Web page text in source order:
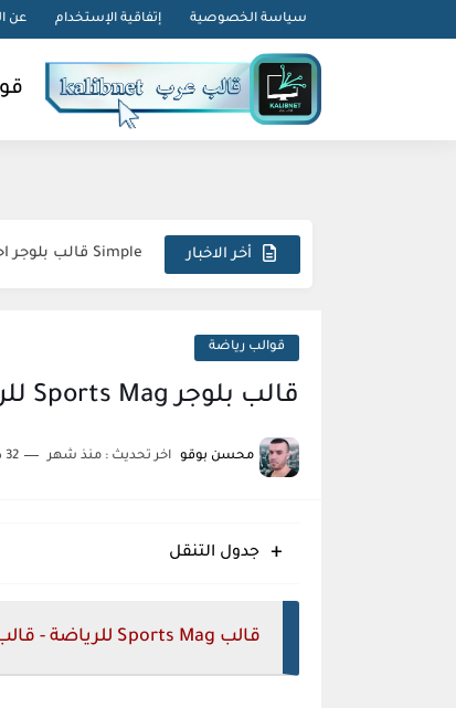
سياسة الخصوصية إتفاقية الإستخدام عن
أخر الاخبار Simple قالب بلوجر احترافي متجاوب استثنائي مبتكر
Magazin قالب بلوجر فريد متكامل وجذاب
قوالب رياضة
قالب بلوجر Sports Mag للرياضة - قالب احترافي لمواقع الرياضة
محسن بوقو اخر تحديث : منذ شهر 32 دقائق للقراءة
جدول التنقل
قالب Sports Mag للرياضة - قالب بلوجر احترافي لمواقع الرياضة